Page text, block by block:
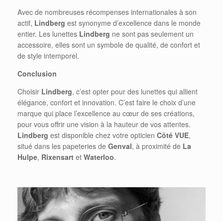
Avec de nombreuses récompenses internationales à son
actif, Lindberg est synonyme d’excellence dans le monde
entier. Les lunettes Lindberg ne sont pas seulement un
accessoire, elles sont un symbole de qualité, de confort et
de style intemporel.
Conclusion
Choisir Lindberg, c’est opter pour des lunettes qui allient
élégance, confort et innovation. C’est faire le choix d’une
marque qui place l’excellence au cœur de ses créations,
pour vous offrir une vision à la hauteur de vos attentes.
Lindberg est disponible chez votre opticien Côté VUE,
situé dans les papeteries de Genval, à proximité de La
Hulpe, Rixensart et Waterloo.